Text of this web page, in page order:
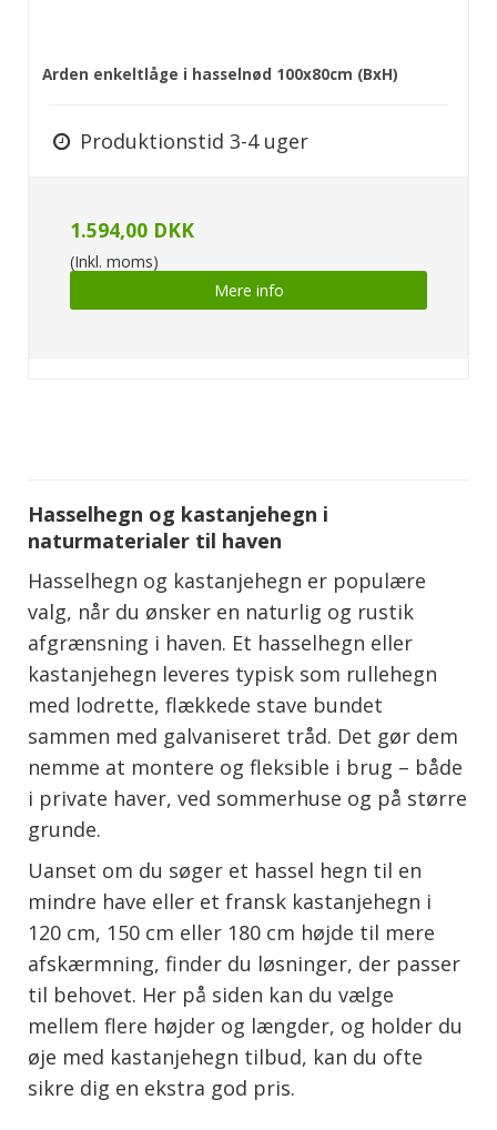
Arden enkeltlåge i hasselnød 100x80cm (BxH)
Produktionstid 3-4 uger
1.594,00 DKK
(Inkl. moms)
Mere info
Hasselhegn og kastanjehegn i
naturmaterialer til haven
Hasselhegn og kastanjehegn er populære
valg, når du ønsker en naturlig og rustik
afgrænsning i haven. Et hasselhegn eller
kastanjehegn leveres typisk som rullehegn
med lodrette, flækkede stave bundet
sammen med galvaniseret tråd. Det gør dem
nemme at montere og fleksible i brug – både
i private haver, ved sommerhuse og på større
grunde.
Uanset om du søger et hassel hegn til en
mindre have eller et fransk kastanjehegn i
120 cm, 150 cm eller 180 cm højde til mere
afskærmning, finder du løsninger, der passer
til behovet. Her på siden kan du vælge
mellem flere højder og længder, og holder du
øje med kastanjehegn tilbud, kan du ofte
sikre dig en ekstra god pris.